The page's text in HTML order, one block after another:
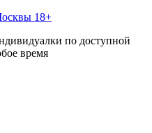
18+
по доступной
время